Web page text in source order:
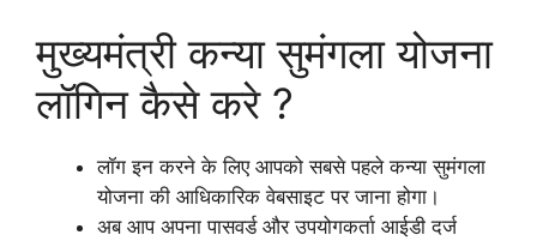
मुख्यमंत्री कन्या सुमंगला योजना
लॉगिन कैसे करे ?
लॉग इन करने के लिए आपको सबसे पहले कन्या सुमंगला
योजना की आधिकारिक वेबसाइट पर जाना होगा।
अब आप अपना पासवर्ड और उपयोगकर्ता आईडी दर्ज